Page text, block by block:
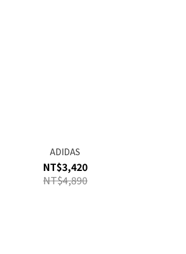
ADIDAS
NT$3,420
NT$4,890